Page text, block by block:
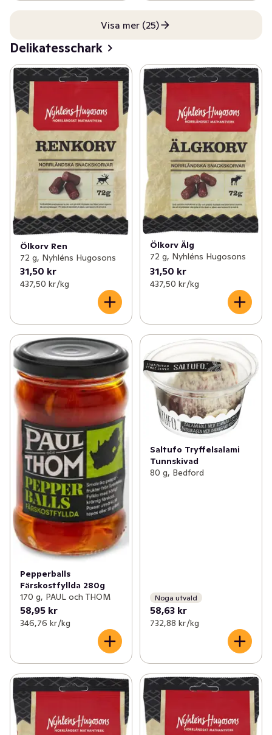
Visa mer (25)
Delikatesschark
Ölkorv Ren
72 g, Nyhléns Hugosons
31,50 kr
437,50 kr /kg
Ölkorv Älg
72 g, Nyhléns Hugosons
31,50 kr
437,50 kr /kg
Pepperballs
Färskostfyllda 280g
170 g, PAUL och THOM
58,95 kr
346,76 kr /kg
Saltufo Tryffelsalami
Tunnskivad
80 g, Bedford
Noga utvald
58,63 kr
732,88 kr /kg